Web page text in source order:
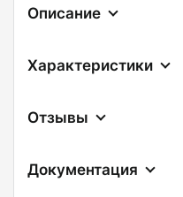
Описание
Характеристики
Отзывы
Документация